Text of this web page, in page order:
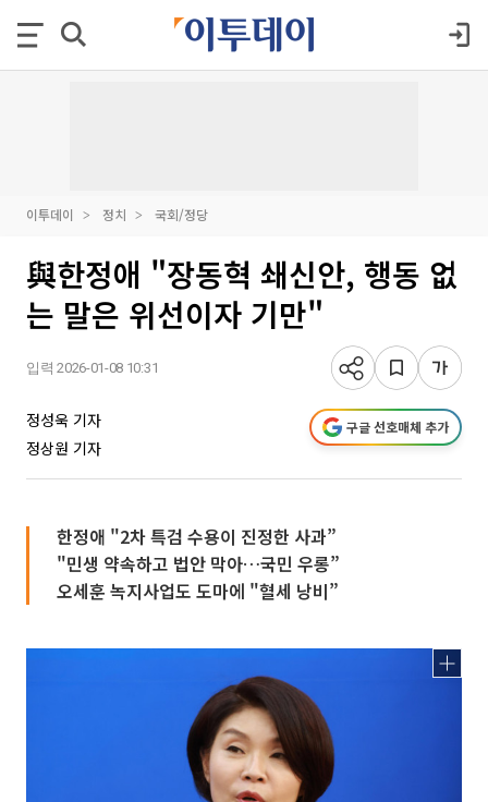
이투데이 정치 국회/정당
與한정애 "장동혁 쇄신안, 행동 없
는 말은 위선이자 기만"
입력 2026-01-08 10:31
정성욱 기자
정상원 기자
구글 선호매체 추가
한정애 "2차 특검 수용이 진정한 사과”
"민생 약속하고 법안 막아…국민 우롱”
오세훈 녹지사업도 도마에 "혈세 낭비”